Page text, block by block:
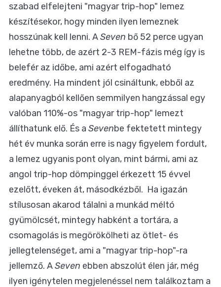
szabad elfelejteni "magyar trip-hop" lemez
készítésekor, hogy minden ilyen lemeznek
hosszúnak kell lenni. ASeven bő 52 perce ugyan
lehetne több, de azért 2-3 REM-fázis még így is
belefér az időbe, ami azért elfogadható
eredmény. Ha mindent jól csináltunk, ebből az
alapanyagból kellően semmilyen hangzással egy
valóban 110%-os "magyar trip-hop" lemezt
állíthatunk elő. És a Sevenbe fektetett mintegy
hét év munka során erre is nagy figyelem fordult,
a lemez ugyanis pont olyan, mint bármi, ami az
angol trip-hop dömpinggel érkezett 15 évvel
ezelőtt, éveken át, másodkézből. Ha igazán
stílusosan akarod tálalni a munkád méltó
gyümölcsét, mintegy habként a tortára, a
csomagolás is megörökölheti az ötlet- és
jellegtelenséget, ami a "magyar trip-hop"-ra
jellemző. ASeven ebben abszolút élen jár, még
ilyen igénytelen megjelenéssel nem találkoztam a